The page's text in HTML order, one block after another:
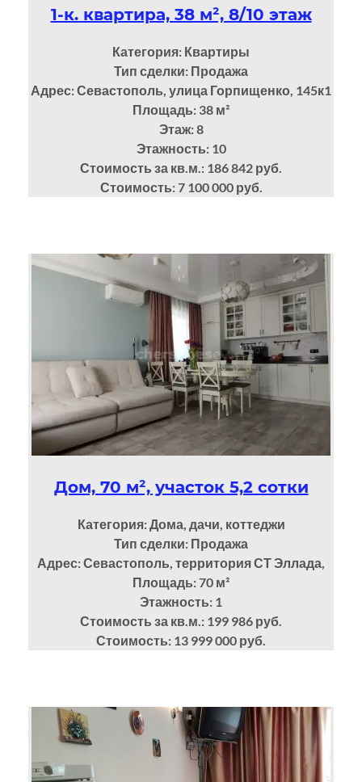
1-к. квартира, 38 м², 8/10 этаж
Категория: Квартиры
Тип сделки: Продажа
Адрес: Севастополь, улица Горпищенко, 145к1
Площадь: 38 м²
Этаж: 8
Этажность: 10
Стоимость за кв.м.: 186 842 руб.
Стоимость: 7 100 000 руб.
Дом, 70 м², участок 5,2 сотки
Категория: Дома, дачи, коттеджи
Тип сделки: Продажа
Адрес: Севастополь, территория СТ Эллада,
Площадь: 70 м²
Этажность: 1
Стоимость за кв.м.: 199 986 руб.
Стоимость: 13 999 000 руб.